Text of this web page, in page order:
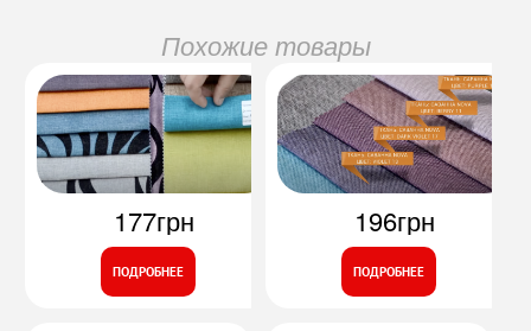
Похожие товары
177грн
ПОДРОБНЕЕ
196грн
ПОДРОБНЕЕ